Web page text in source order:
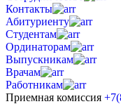
Контакты
Абитуриенту
Студентам
Ординаторам
Выпускникам
Врачам
Работникам
Приемная комиссия